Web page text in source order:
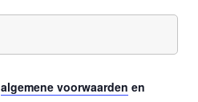
algemene voorwaarden en